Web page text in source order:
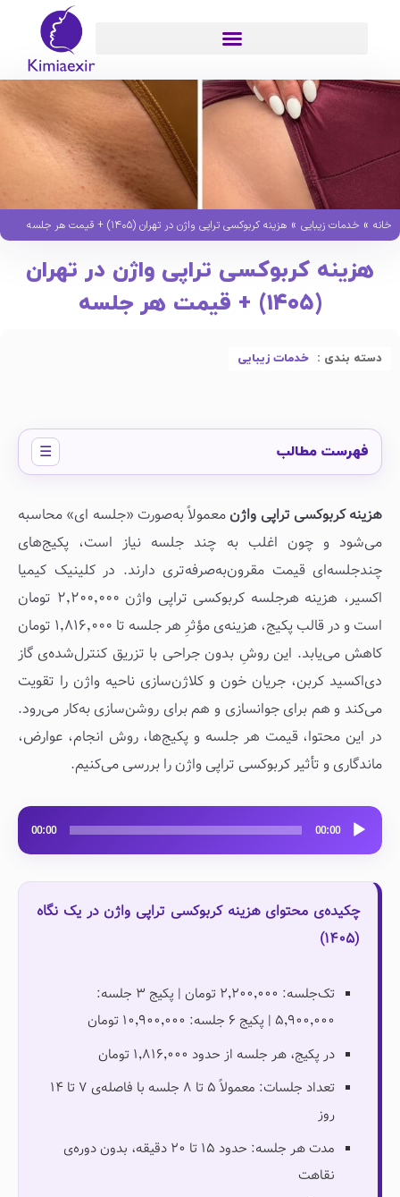
خانه » خدمات زیبایی » هزینه کربوکسی تراپی واژن در تهران (۱۴۰۵) + قیمت هر جلسه
هزینه کربوکسی تراپی واژن در تهران
(۱۴۰۵) + قیمت هر جلسه
دسته بندی : خدمات زیبایی
فهرست مطالب
هزینه کربوکسی تراپی واژن معمولاً به‌صورت «جلسه ای» محاسبه
می‌شود و چون اغلب به چند جلسه نیاز است، پکیج‌های
چندجلسه‌ای قیمت مقرون‌به‌صرفه‌تری دارند. در کلینیک کیمیا
اکسیر، هزینه هرجلسه کربوکسی تراپی واژن ۲٬۲۰۰٬۰۰۰ تومان
است و در قالب پکیج، هزینه‌ی مؤثرِ هر جلسه تا ۱٬۸۱۶٬۰۰۰ تومان
کاهش می‌یابد. این روشِ بدون جراحی با تزریق کنترل‌شده‌ی گاز
دی‌اکسید کربن، جریان خون و کلاژن‌سازی ناحیه واژن را تقویت
می‌کند و هم برای جوانسازی و هم برای روشن‌سازی به‌کار می‌رود.
در این محتوا، قیمت هر جلسه و پکیج‌ها، روش انجام، عوارض،
ماندگاری و تأثیر کربوکسی تراپی واژن را بررسی می‌کنیم.
پخش‌کننده
صوت
00:00
00:00
چکیده‌ی محتوای هزینه کربوکسی تراپی واژن در یک نگاه
(۱۴۰۵)
تک‌جلسه: ۲٬۲۰۰٬۰۰۰ تومان | پکیج ۳ جلسه:
۵٬۹۰۰٬۰۰۰ | پکیج ۶ جلسه: ۱۰٬۹۰۰٬۰۰۰ تومان
در پکیج، هر جلسه از حدود ۱٬۸۱۶٬۰۰۰ تومان
تعداد جلسات: معمولاً ۵ تا ۸ جلسه با فاصله‌ی ۷ تا ۱۴
روز
مدت هر جلسه: حدود ۱۵ تا ۲۰ دقیقه، بدون دوره‌ی
نقاهت